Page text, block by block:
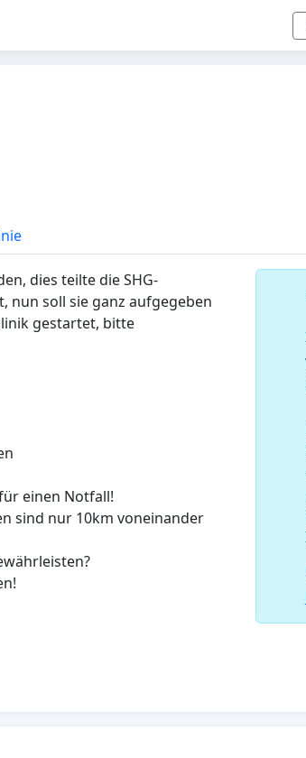
dies teilte die SHG-
nun soll sie ganz aufgegeben
gestartet, bitte
einen Notfall!
sind nur 10km voneinander